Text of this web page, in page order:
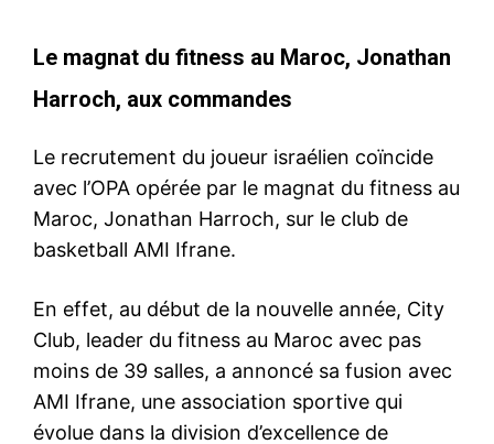
Le magnat du fitness au Maroc, Jonathan
Harroch, aux commandes
Le recrutement du joueur israélien coïncide
avec l’OPA opérée par le magnat du fitness au
Maroc, Jonathan Harroch, sur le club de
basketball AMI Ifrane.
En effet, au début de la nouvelle année, City
Club, leader du fitness au Maroc avec pas
moins de 39 salles, a annoncé sa fusion avec
AMI Ifrane, une association sportive qui
évolue dans la division d’excellence de